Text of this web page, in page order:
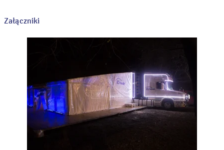
Załączniki